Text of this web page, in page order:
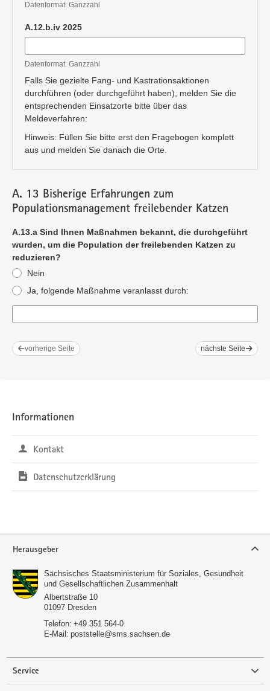
Datenformat: Ganzzahl
A.12.b.iv 2025
Datenformat: Ganzzahl
Falls Sie gezielte Fang- und Kastrationsaktionen
durchführen (oder durchgeführt haben), melden Sie die
entsprechenden Einsatzorte bitte über das
Meldeverfahren:
Hinweis: Füllen Sie bitte erst den Fragebogen komplett
aus und melden Sie danach die Orte.
A. 13 Bisherige Erfahrungen zum
Populationsmanagement freilebender Katzen
A.13.a Sind Ihnen Maßnahmen bekannt, die durchgeführt
wurden, um die Population der freilebenden Katzen zu
reduzieren?
Nein
Ja, folgende Maßnahme veranlasst durch:
vorherige Seite nächste Seite
Informationen
Kontakt
Datenschutzerklärung
Herausgeber
Sächsisches Staatsministerium für Soziales, Gesundheit
und Gesellschaftlichen Zusammenhalt
Albertstraße 10
01097 Dresden
Telefon: +49 351 564-0
E-Mail: poststelle@sms.sachsen.de
Service